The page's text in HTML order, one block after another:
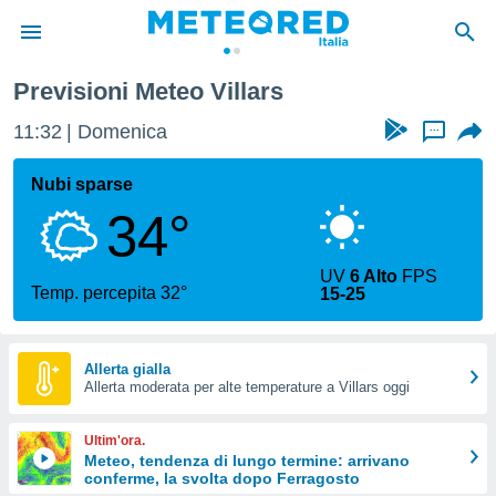
di
per
le
di
Web
le
Previsioni Meteo Villars
11:32 Domenica ...
Nubi sparse
34°
Temp. percepita 32°
UV6 Alto FPS
15-25
Allerta gialla
Allerta moderata per alte temperature a Villars oggi
Ultim'ora.
Meteo, tendenza di lungo termine: arrivano
conferme, la svolta dopo Ferragosto